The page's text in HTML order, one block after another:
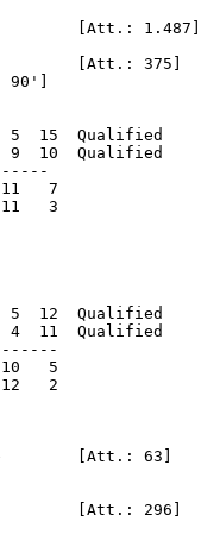
90']